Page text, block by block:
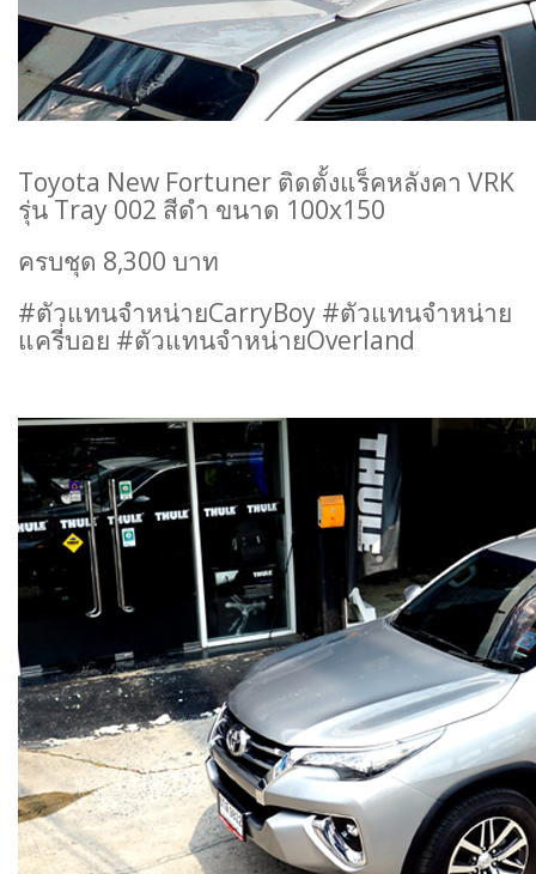
Toyota New Fortuner ติดตั้งแร็คหลังคา VRK
รุ่น Tray 002 สีดำ ขนาด 100x150
ครบชุด 8,300 บาท
#ตัวแทนจำหน่ายCarryBoy #ตัวแทนจำหน่าย
แครี่บอย #ตัวแทนจำหน่ายOverland